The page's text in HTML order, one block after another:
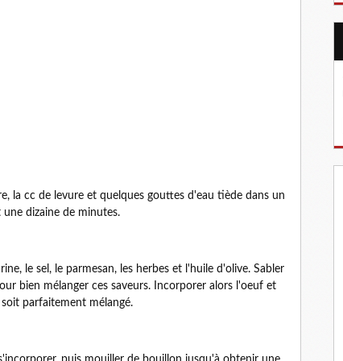
la cc de levure et quelques gouttes d'eau tiède dans un
dizaine de minutes.
le sel, le parmesan, les herbes et l'huile d'olive. Sabler
bien mélanger ces saveurs. Incorporer alors l'oeuf et
parfaitement mélangé.